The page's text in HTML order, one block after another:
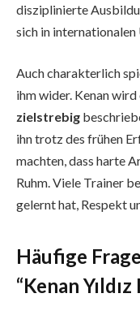
disziplinierte
sich in
Auch charakterlich
ihm wider. Kenan
zielstrebig
ihn trotz des frühen
machten, dass harte
Ruhm. Viele Trainer
gelernt hat, Respekt
Häufige
“Kenan